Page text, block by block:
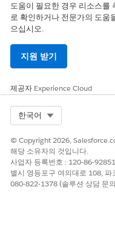
개선을 위
도움이 필요한 경우 리소스를
로 확인하거나 전문가의 도움
으십시오.
지원 받기
제공자 Experience Cloud
한국어
© Copyright 2026,
해당 소유자의 것입니다.
사업자 등록번호 : 120-86-
별시 영등포구 여의대로 108,
080-822-1378 (솔루션 상담 문